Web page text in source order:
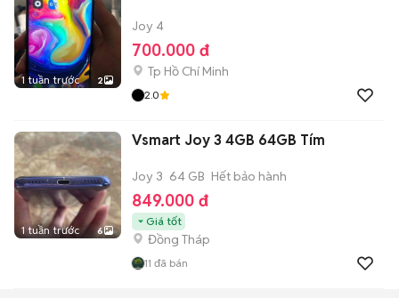
1 tuần trước 2
Joy 4
700.000 đ
Tp Hồ Chí Minh
2.0
1 tuần trước 6
Vsmart Joy 3 4GB 64GB Tím
Joy 3 64 GB Hết bảo hành
849.000 đ
Giá tốt
Đồng Tháp
11 đã bán